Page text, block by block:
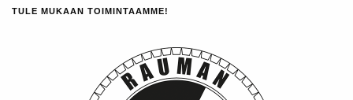
TULE MUKAAN TOIMINTAAMME!